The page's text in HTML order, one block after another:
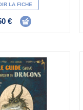
LA FICHE
€